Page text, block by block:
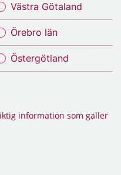
Västra Götaland
Örebro län
Östergötland
information som gäller